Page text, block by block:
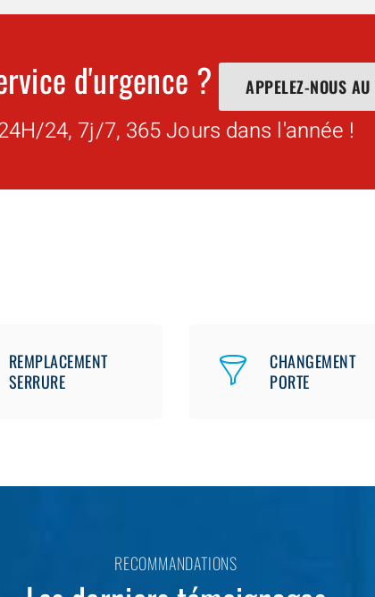
d'urgence ? APPELEZ-NOUS AU
24, 7j/7, 365 Jours dans l'année !
REMPLACEMENT
SERRURE
CHANGEMENT
PORTE
RECOMMANDATIONS